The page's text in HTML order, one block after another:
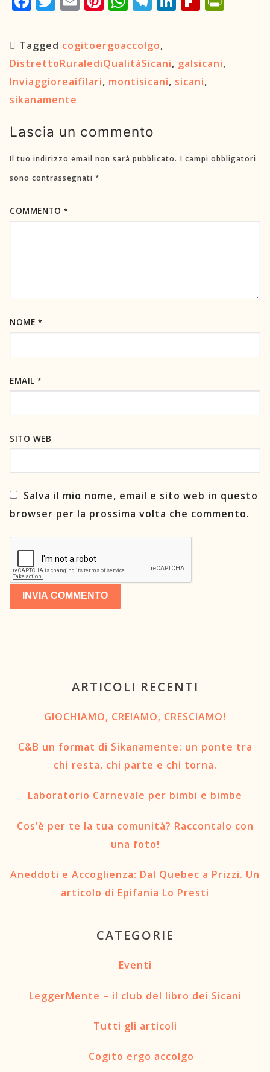
Tagged cogitoergoaccolgo,
DistrettoRuralediQualitàSicani, galsicani,
Inviaggioreaifilari, montisicani, sicani,
sikanamente
Lascia un commento
Il tuo indirizzo email non sarà pubblicato. I campi obbligatori
sono contrassegnati *
COMMENTO *
NOME *
EMAIL *
SITO WEB
Salva il mio nome, email e sito web in questo
browser per la prossima volta che commento.
ARTICOLI RECENTI
GIOCHIAMO, CREIAMO, CRESCIAMO!
C&B un format di Sikanamente: un ponte tra
chi resta, chi parte e chi torna.
Laboratorio Carnevale per bimbi e bimbe
Cos’è per te la tua comunità? Raccontalo con
una foto!
Aneddoti e Accoglienza: Dal Quebec a Prizzi. Un
articolo di Epifania Lo Presti
CATEGORIE
Eventi
LeggerMente – il club del libro dei Sicani
Tutti gli articoli
Cogito ergo accolgo